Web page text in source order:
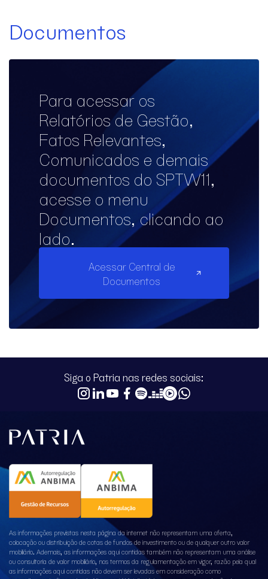
Documentos
Para acessar os
Relatórios de Gestão,
Fatos Relevantes,
Comunicados e demais
documentos do SPTW11,
acesse o menu
Documentos, clicando ao
lado.
Acessar Central de
Documentos
Siga o Patria nas redes sociais:
As informações previstas nesta página da internet não representam uma oferta,
colocação ou distribuição de cotas de fundos de investimento ou de qualquer outro valor
mobiliário. Ademais, as informações aqui contidas também não representam uma análise
ou consultoria de valor mobiliário, nos termos da regulamentação em vigor, razão pela qual
as informações aqui contidas não devem ser levadas em consideração como